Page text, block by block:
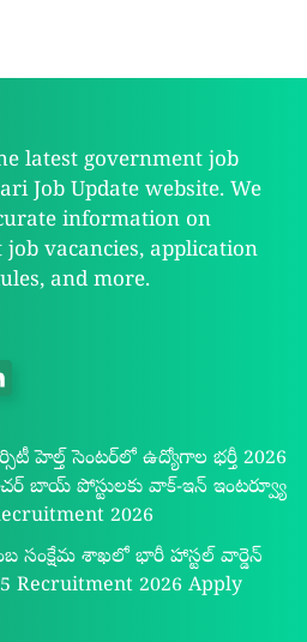
latest government job
Job Update website. We
information on
vacancies, application
and more.
హెల్త్ సెంటర్‌లో ఉద్యోగాల భర్తీ 2026
బాయ్ పోస్టులకు వాక్-ఇన్ ఇంటర్వ్యూ
2026
సంక్షేమ శాఖలో భారీ హాస్టల్ వార్డెన్
Recruitment 2026 Apply